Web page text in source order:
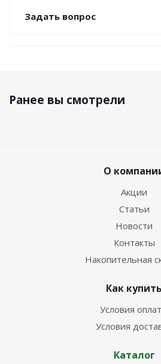
Задать вопрос
Ранее вы смотрели
О
Акции
Статьи
Новости
Контакты
Накопительная
Как купить
Условия
Условия
Каталог